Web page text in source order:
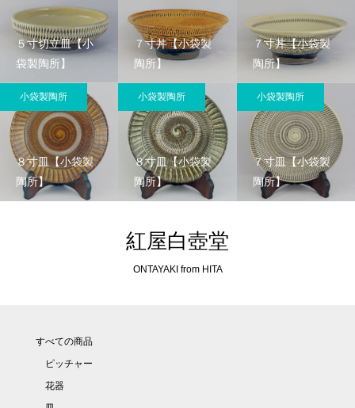
５寸切立皿【小
袋製陶所】
７寸丼【小袋製
陶所】
７寸丼【小袋製
陶所】
８寸皿【小袋製
陶所】
小袋製陶所
８寸皿【小袋製
陶所】
小袋製陶所
７寸皿【小袋製
陶所】
小袋製陶所
紅屋白壺堂
ONTAYAKI from HITA
すべての商品
ピッチャー
花器